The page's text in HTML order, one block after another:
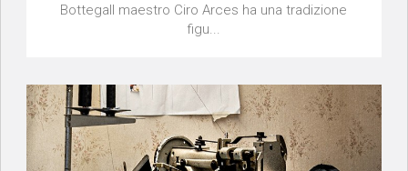
BottegaIl maestro Ciro Arces ha una tradizione
figu...